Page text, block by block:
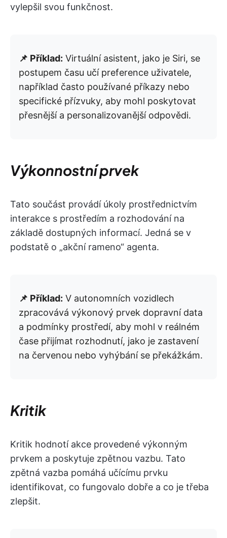
vylepšil svou funkčnost.
📌 Příklad: Virtuální asistent, jako je Siri, se
postupem času učí preference uživatele,
například často používané příkazy nebo
specifické přízvuky, aby mohl poskytovat
přesnější a personalizovanější odpovědi.
Výkonnostní prvek
Tato součást provádí úkoly prostřednictvím
interakce s prostředím a rozhodování na
základě dostupných informací. Jedná se v
podstatě o „akční rameno“ agenta.
📌 Příklad: V autonomních vozidlech
zpracovává výkonový prvek dopravní data
a podmínky prostředí, aby mohl v reálném
čase přijímat rozhodnutí, jako je zastavení
na červenou nebo vyhýbání se překážkám.
Kritik
Kritik hodnotí akce provedené výkonným
prvkem a poskytuje zpětnou vazbu. Tato
zpětná vazba pomáhá učícímu prvku
identifikovat, co fungovalo dobře a co je třeba
zlepšit.